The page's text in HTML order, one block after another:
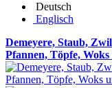
Deutsch
Englisch
Demeyere, Staub,
Pfannen, Töpfe, Woks